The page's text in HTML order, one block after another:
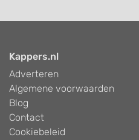
Kappers.nl
Adverteren
Algemene voorwaarden
Blog
Contact
Cookiebeleid